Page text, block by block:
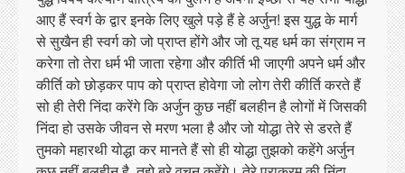
आए हैं स्वर्ग के द्वार इनके लिए खुले पड़े हैं हे अर्जुन! इस युद्ध के मार्ग
से सुखैन ही स्वर्ग को जो प्राप्त होंगे और जो तू यह धर्म का संग्राम न
करेगा तो तेरा धर्म भी जाता रहेगा और कीर्ति भी जाएगी अपने धर्म और
कीर्ति को छोड़कर पाप को प्राप्त होवेगा जो लोग तेरी कीर्ति करते हैं
सो ही तेरी निंदा करेंगे कि अर्जुन कुछ नहीं बलहीन है लोगों में जिसकी
निंदा हो उसके जीवन से मरण भला है और जो योद्धा तेरे से डरते हैं
तुमको महारथी योद्धा कर मानते हैं सो ही योद्धा तुझको कहेंगे अर्जुन